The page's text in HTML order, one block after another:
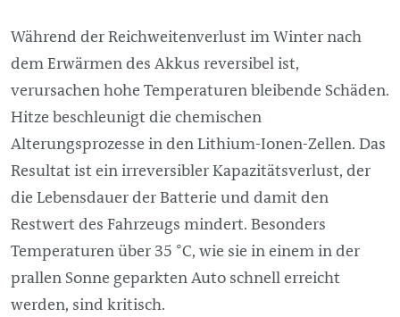
Während der Reichweitenverlust im Winter nach
dem Erwärmen des Akkus reversibel ist,
verursachen hohe Temperaturen bleibende Schäden.
Hitze beschleunigt die chemischen
Alterungsprozesse in den Lithium-Ionen-Zellen. Das
Resultat ist ein irreversibler Kapazitätsverlust, der
die Lebensdauer der Batterie und damit den
Restwert des Fahrzeugs mindert. Besonders
Temperaturen über 35 °C, wie sie in einem in der
prallen Sonne geparkten Auto schnell erreicht
werden, sind kritisch.